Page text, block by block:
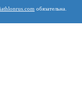
обязательна.